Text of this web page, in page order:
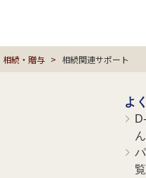
相続・贈与 相続関連サポート
よ